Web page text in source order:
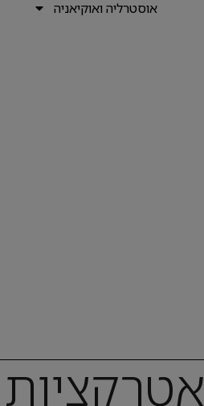
אוסטרליה ואוקיאניה